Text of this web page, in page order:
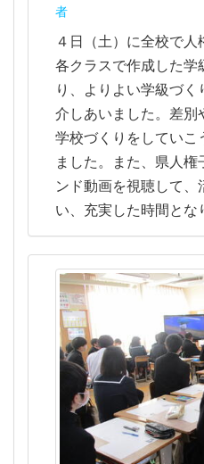
者
４日（土）に全校で人
各クラスで作成した学
り、よりよい学級づ
介しあいました。差別
学校づくりをしていこ
ました。また、県人
ンド動画を視聴して
い、充実した時間とな